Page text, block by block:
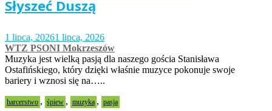
Słyszeć Duszą
1 lipca, 20261 lipca, 2026
WTZ PSONI Mokrzeszów
Muzyka jest wielką pasją dla naszego gościa Stanisława
Ostafińskiego, który dzięki właśnie muzyce pokonuje swoje
bariery i wznosi się na…..
harcerstwo , śpiew , muzyka , pasja